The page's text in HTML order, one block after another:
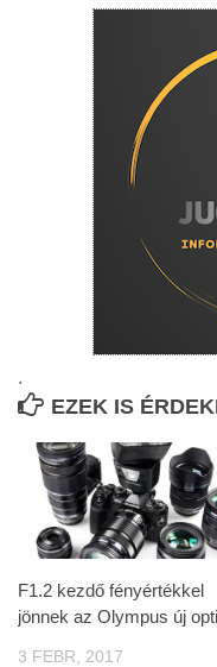
.
EZEK IS
F1.2 kezdő fényértékkel
jönnek az Olympus új
3 FEBR, 2017